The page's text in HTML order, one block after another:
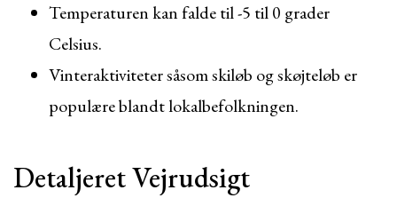
Temperaturen kan falde til -5 til 0 grader
Celsius.
Vinteraktiviteter såsom skiløb og skøjteløb er
populære blandt lokalbefolkningen.
Detaljeret Vejrudsigt